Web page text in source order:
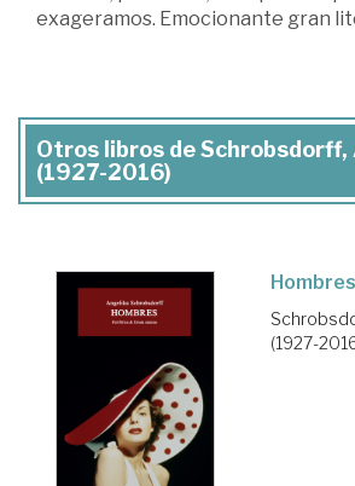
exageramos. Emocionante gran
Otros libros de Schrobsdorff,
(1927-2016)
Hombres
(1927-